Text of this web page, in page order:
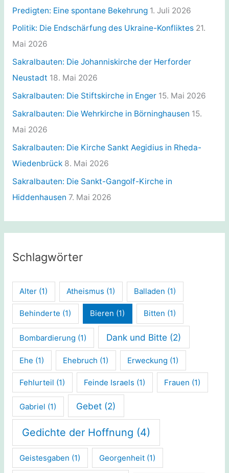
r
i
e
n
Predigten: Eine spontane Bekehrung 1. Juli 2026
Politik: Die Endschärfung des Ukraine-Konfliktes 21.
Mai 2026
Sakralbauten: Die Johanniskirche der Herforder
Neustadt 18. Mai 2026
Sakralbauten: Die Stiftskirche in Enger 15. Mai 2026
Sakralbauten: Die Wehrkirche in Börninghausen 15.
Mai 2026
Sakralbauten: Die Kirche Sankt Aegidius in Rheda-
Wiedenbrück 8. Mai 2026
Sakralbauten: Die Sankt-Gangolf-Kirche in
Hiddenhausen 7. Mai 2026
Schlagwörter
Alter (1) Atheismus (1) Balladen (1)
Behinderte (1) Bieren (1) Bitten (1)
Bombardierung (1) Dank und Bitte (2)
Ehe (1) Ehebruch (1) Erweckung (1)
Fehlurteil (1) Feinde Israels (1) Frauen (1)
Gabriel (1) Gebet (2)
Gedichte der Hoffnung (4)
Geistesgaben (1) Georgenheit (1)